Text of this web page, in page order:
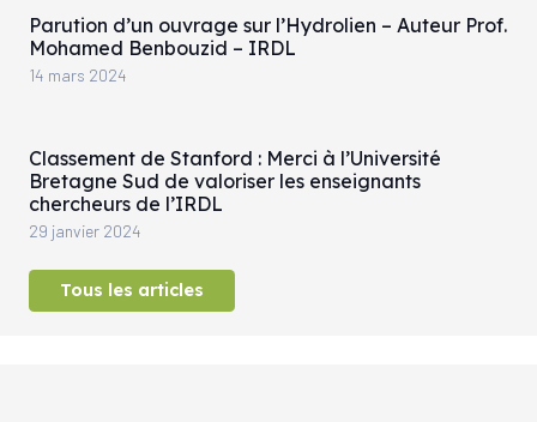
Parution d’un ouvrage sur l’Hydrolien – Auteur Prof.
Mohamed Benbouzid – IRDL
14 mars 2024
Classement de Stanford : Merci à l’Université
Bretagne Sud de valoriser les enseignants
chercheurs de l’IRDL
29 janvier 2024
Tous les articles